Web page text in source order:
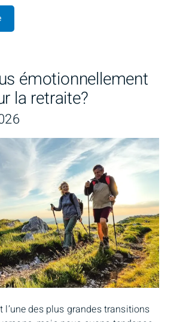
émotionnellement
la retraite?
l’une des plus grandes transitions